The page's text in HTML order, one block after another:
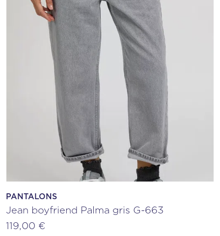
PANTALONS
Jean boyfriend Palma gris G-663
119,00 €